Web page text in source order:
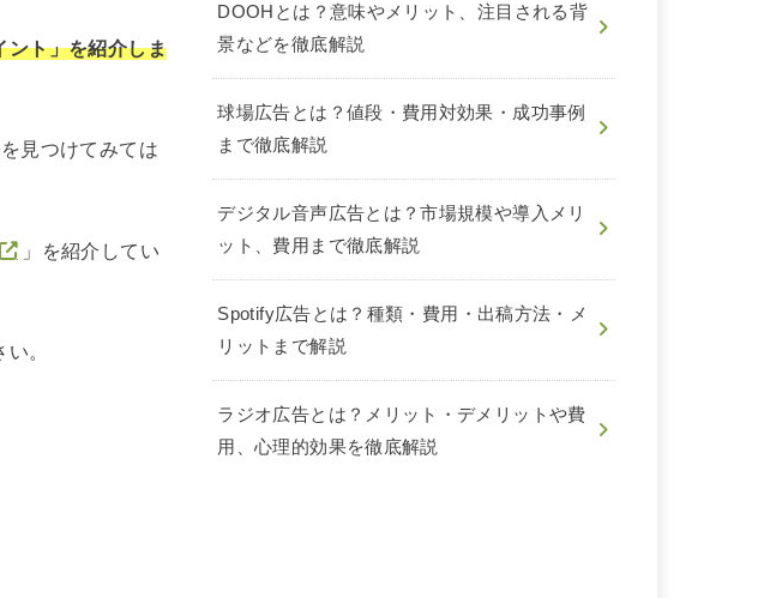
ント」を紹介しま
見つけてみては
」を紹介してい
。
DOOHとは？意味やメリット、注目される背
景などを徹底解説
球場広告とは？値段・費用対効果・成功事例
まで徹底解説
デジタル音声広告とは？市場規模や導入メリ
ット、費用まで徹底解説
Spotify広告とは？種類・費用・出稿方法・メ
リットまで解説
ラジオ広告とは？メリット・デメリットや費
用、心理的効果を徹底解説